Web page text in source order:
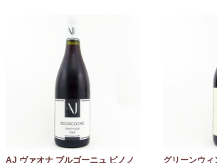
AJ ヴァオナ ブルゴーニュ ピノノ グリーンウィ